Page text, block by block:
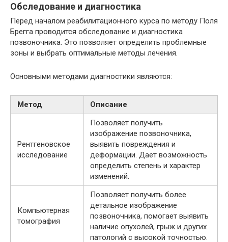
Обследование и диагностика
Перед началом реабилитационного курса по методу Поля
Брегга проводится обследование и диагностика
позвоночника. Это позволяет определить проблемные
зоны и выбрать оптимальные методы лечения.
Основными методами диагностики являются:
Метод Описание
Рентгеновское
исследование
Позволяет получить
изображение позвоночника,
выявить повреждения и
деформации. Дает возможность
определить степень и характер
изменений.
Компьютерная
томография
Позволяет получить более
детальное изображение
позвоночника, помогает выявить
наличие опухолей, грыж и других
патологий с высокой точностью.